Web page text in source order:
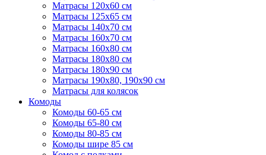
Матрасы 120х60 см
Матрасы 125х65 см
Матрасы 140х70 см
Матрасы 160х70 см
Матрасы 160х80 см
Матрасы 180х80 см
Матрасы 180х90 см
Матрасы 190х80, 190х90 см
Матрасы для колясок
Комоды
Комоды 60-65 см
Комоды 65-80 см
Комоды 80-85 см
Комоды шире 85 см